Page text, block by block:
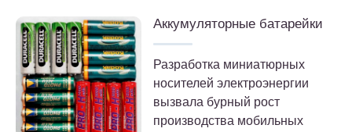
Аккумуляторные батарейки
Разработка миниатюрных
носителей электроэнергии
вызвала бурный рост
производства мобильных